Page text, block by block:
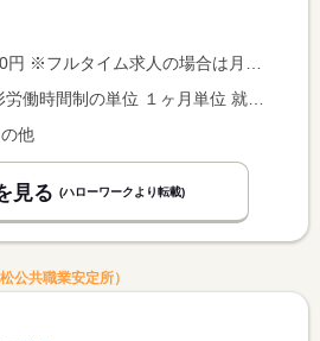
は月額（換算額）、パート求人の場合は時間額を表示しています。
他
見る (ハローワークより転載)
公共職業安定所）